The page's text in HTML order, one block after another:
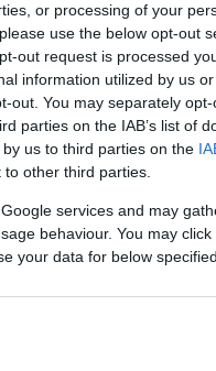
or processing of your
use the below opt-out
out request is processed
information utilized by us
out. You may separately
parties on the IAB’s list of
us to third parties on the
other third parties.
services and may
behaviour. You may
your data for below
ami
végül
születtek.
„Igazán a
később jelent meg,
ja” – idézete fel korábban
György, Bodor
Ferenc műveit
spanyol nyelvre való
is ismert, több, a